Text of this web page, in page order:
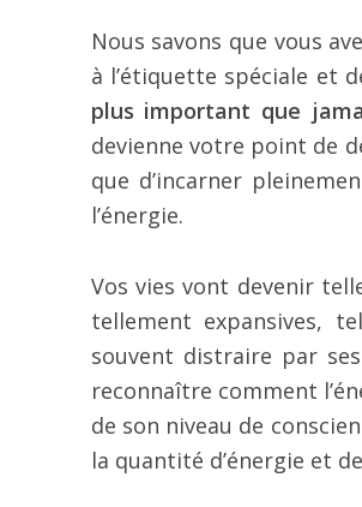
Nous savons que vous
à l’étiquette spéciale et
plus important que
devienne votre point de
que d’incarner
l’énergie.
Vos vies vont devenir
tellement expansives,
souvent distraire par
reconnaître comment
de son niveau de
la quantité d’énergie et